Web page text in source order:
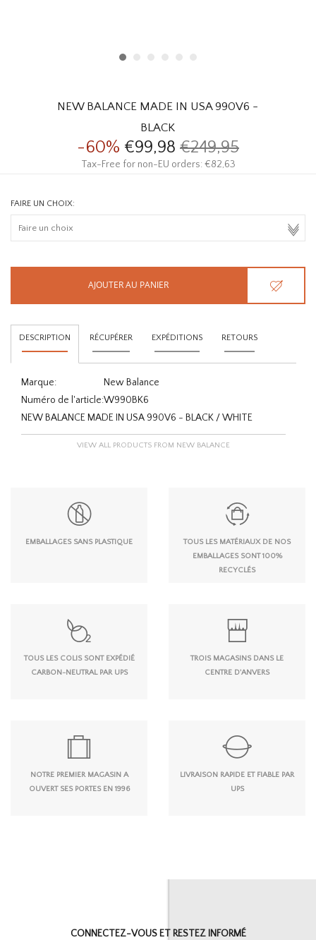
NEW BALANCE MADE IN USA 990V6 -
BLACK
-60% €99,98 €249,95
Tax-Free for non-EU orders: €82,63
FAIRE UN CHOIX:
AJOUTER AU PANIER
DESCRIPTION RÉCUPÉRER EXPÉDITIONS RETOURS
Marque:
New Balance
Numéro de l'article:W990BK6
NEW BALANCE MADE IN USA 990V6 - BLACK / WHITE
VIEW ALL PRODUCTS FROM NEW BALANCE
EMBALLAGES SANS PLASTIQUE
TOUS LES MATÉRIAUX DE NOS
EMBALLAGES SONT 100%
RECYCLÉS
TOUS LES COLIS SONT EXPÉDIÉ
CARBON-NEUTRAL PAR UPS
TROIS MAGASINS DANS LE
CENTRE D'ANVERS
NOTRE PREMIER MAGASIN A
OUVERT SES PORTES EN 1996
LIVRAISON RAPIDE ET FIABLE PAR
UPS
CONNECTEZ-VOUS ET RESTEZ INFORMÉ